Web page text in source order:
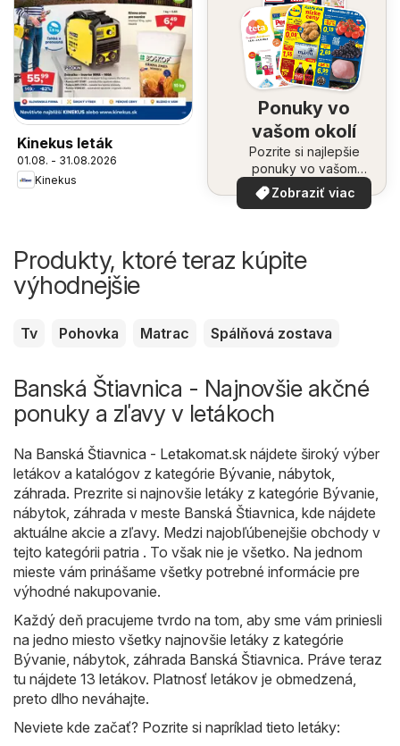
Kinekus leták
01.08. - 31.08.2026
Kinekus
Ponuky vo
vašom okolí
Pozrite si najlepšie
ponuky vo vašom
okolí
Zobraziť viac
Produkty, ktoré teraz kúpite
výhodnejšie
Tv Pohovka Matrac Spálňová zostava
Banská Štiavnica - Najnovšie akčné
ponuky a zľavy v letákoch
Na Banská Štiavnica - Letakomat.sk nájdete široký výber
letákov a katalógov z kategórie Bývanie, nábytok,
záhrada. Prezrite si najnovšie letáky z kategórie Bývanie,
nábytok, záhrada v meste Banská Štiavnica, kde nájdete
aktuálne akcie a zľavy. Medzi najobľúbenejšie obchody v
tejto kategórii patria . To však nie je všetko. Na jednom
mieste vám prinášame všetky potrebné informácie pre
výhodné nakupovanie.
Každý deň pracujeme tvrdo na tom, aby sme vám priniesli
na jedno miesto všetky najnovšie letáky z kategórie
Bývanie, nábytok, záhrada Banská Štiavnica. Práve teraz
tu nájdete 13 letákov. Platnosť letákov je obmedzená,
preto dlho neváhajte.
Neviete kde začať? Pozrite si napríklad tieto letáky: